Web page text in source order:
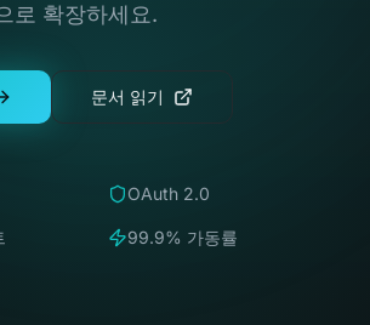
로 확장하세요.
문서 읽기
OAuth 2.0
99.9% 가동률